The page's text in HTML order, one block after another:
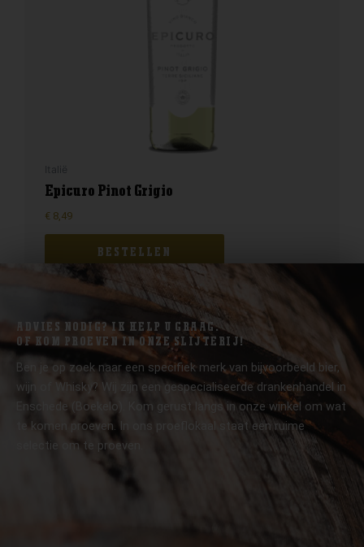
Epicuro Pinot Grigio
€ 8,49
BESTELLEN
ADVIES NODIG? IK HELP U GRAAG.
OF KOM PROEVEN IN ONZE SLIJTERIJ!
Ben je op zoek naar een specifiek merk van bijvoorbeeld bier,
wijn of Whisky? Wij zijn een gespecialiseerde drankenhandel in
Enschede (Boekelo). Kom gerust langs in onze winkel om wat
te komen proeven. In ons proeflokaal staat een ruime
selectie om te proeven.